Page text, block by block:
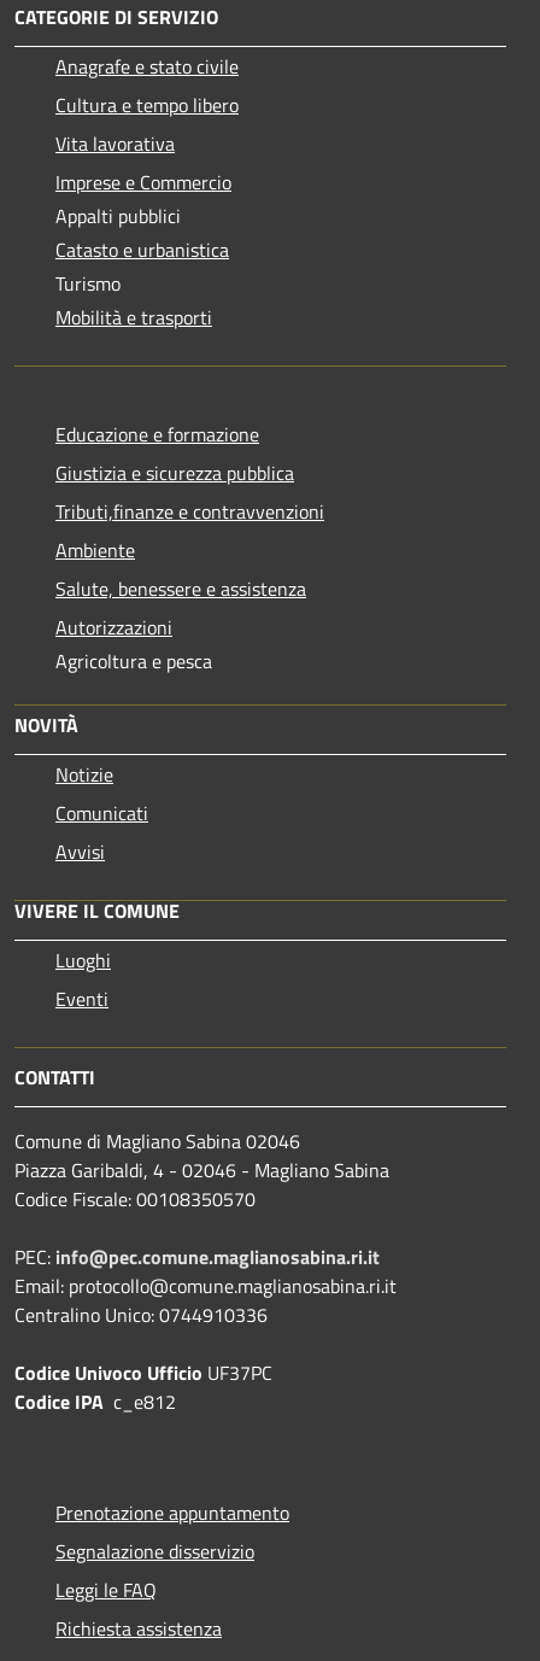
CATEGORIE DI SERVIZIO
Anagrafe e stato civile
Cultura e tempo libero
Vita lavorativa
Imprese e Commercio
Appalti pubblici
Catasto e urbanistica
Turismo
Mobilità e trasporti
Educazione e formazione
Giustizia e sicurezza pubblica
Tributi,finanze e contravvenzioni
Ambiente
Salute, benessere e assistenza
Autorizzazioni
Agricoltura e pesca
NOVITÀ
Notizie
Comunicati
Avvisi
VIVERE IL COMUNE
Luoghi
Eventi
CONTATTI
Comune di Magliano Sabina 02046
Piazza Garibaldi, 4 - 02046 - Magliano Sabina
Codice Fiscale: 00108350570
PEC: info@pec.comune.maglianosabina.ri.it
Email: protocollo@comune.maglianosabina.ri.it
Centralino Unico: 0744910336
Codice Univoco Ufficio UF37PC
Codice IPA c_e812
Prenotazione appuntamento
Segnalazione disservizio
Leggi le FAQ
Richiesta assistenza